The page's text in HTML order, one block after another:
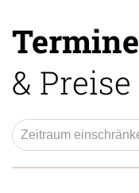
Termine
& Preise